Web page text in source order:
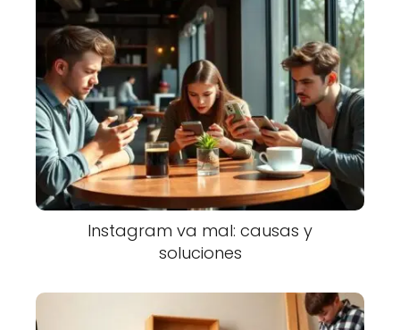
Instagram va mal: causas y
soluciones